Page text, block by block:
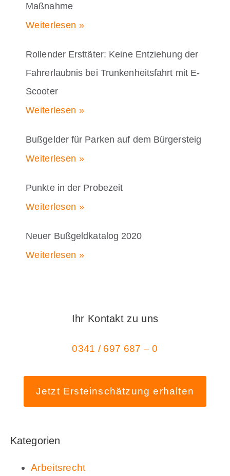
Maßnahme
Weiterlesen »
Rollender Ersttäter: Keine Entziehung der
Fahrerlaubnis bei Trunkenheitsfahrt mit E-
Scooter
Weiterlesen »
Bußgelder für Parken auf dem Bürgersteig
Weiterlesen »
Punkte in der Probezeit
Weiterlesen »
Neuer Bußgeldkatalog 2020
Weiterlesen »
Ihr Kontakt zu uns
0341 / 697 687 – 0
Jetzt Ersteinschätzung erhalten
Kategorien
Arbeitsrecht